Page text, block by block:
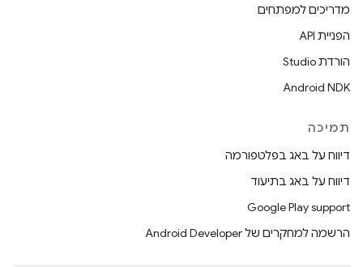
מדריכים למפתחים
הפניית API
הורדת Studio
Android NDK
תמיכה
דיווח על באג בפלטפורמה
דיווח על באג בתיעוד
Google Play support
הרשמה למחקרים של Android Developer